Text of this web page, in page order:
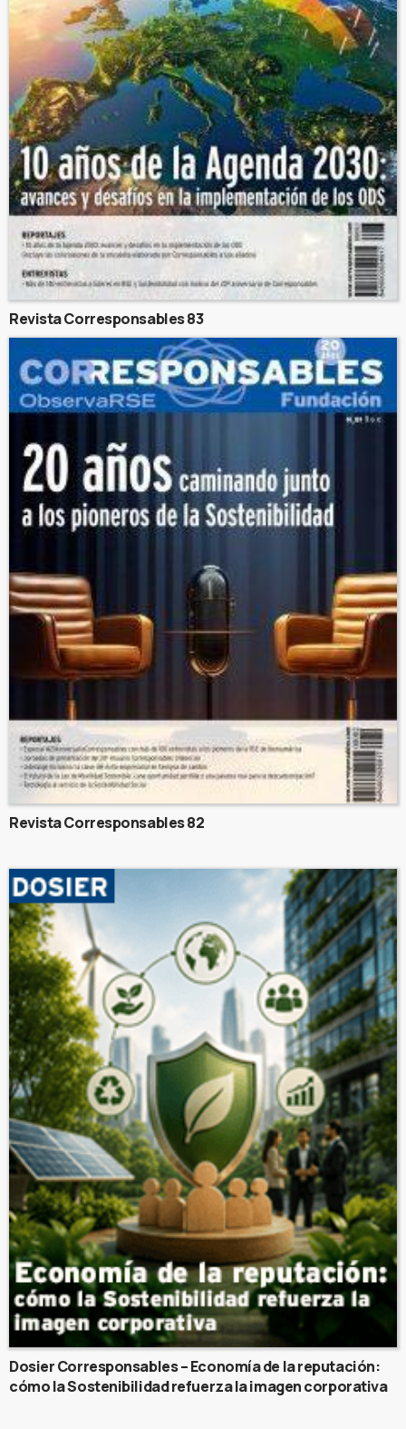
Revista Corresponsables 83
Revista Corresponsables 82
Dosier Corresponsables – Economía de la reputación:
cómo la Sostenibilidad refuerza la imagen corporativa